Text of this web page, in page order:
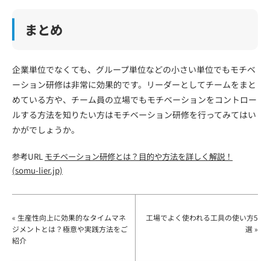
まとめ
企業単位でなくても、グループ単位などの小さい単位でもモチベ
ーション研修は非常に効果的です。リーダーとしてチームをまと
めている方や、チーム員の立場でもモチベーションをコントロー
ルする方法を知りたい方はモチベーション研修を行ってみてはい
かがでしょうか。
参考URL モチベーション研修とは？目的や方法を詳しく解説！
(somu-lier.jp)
工場でよく使われる工具の使い方5
選 »
« 生産性向上に効果的なタイムマネ
ジメントとは？極意や実践方法をご
紹介